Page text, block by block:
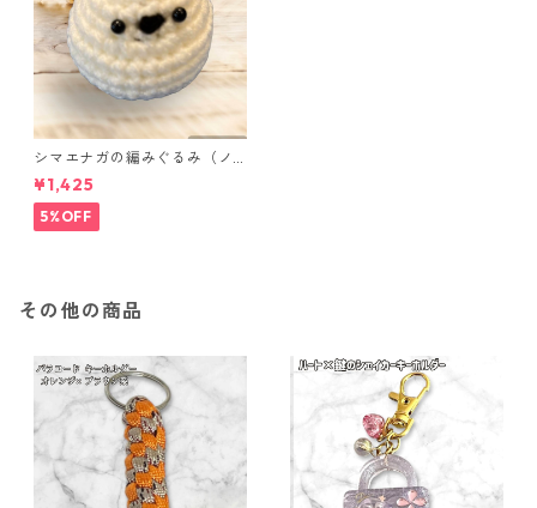
シマエナガの編みぐるみ（ノ
ーマル）
¥1,425
5%OFF
その他の商品